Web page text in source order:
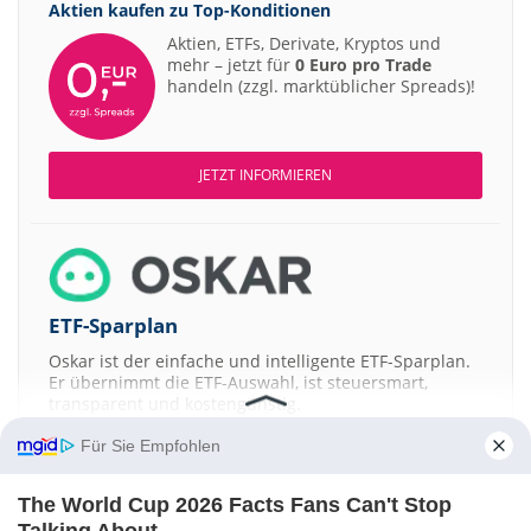
Scout24 Kaufen
12:40
Allianz Hold
12:40
Merck Market-Perform
Bernstein
Allianz Sector Perform
Kontron Kaufen
12:37
Daimler Truck Buy
12:29
Airbus Hold
12:28
Münchener Rückversicherungs-Gesellschaft Neutral
UBS AG
12:28
IONOS Neutral
12:26
United Internet Buy
Aktien kaufen zu Top-Konditionen
Aktien, ETFs, Derivate, Kryptos und
mehr – jetzt für 0 Euro pro Trade
handeln (zzgl. marktüblicher Spreads)!
JETZT INFORMIEREN
ETF-Sparplan
Oskar ist der einfache und intelligente ETF-Sparplan.
Er übernimmt die ETF-Auswahl, ist steuersmart,
transparent und kostengünstig.
JETZT MEHR ERFAHREN
Für Sie Empfohlen
The World Cup 2026 Facts Fans Can't Stop